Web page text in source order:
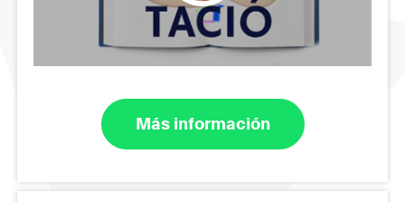
Más información